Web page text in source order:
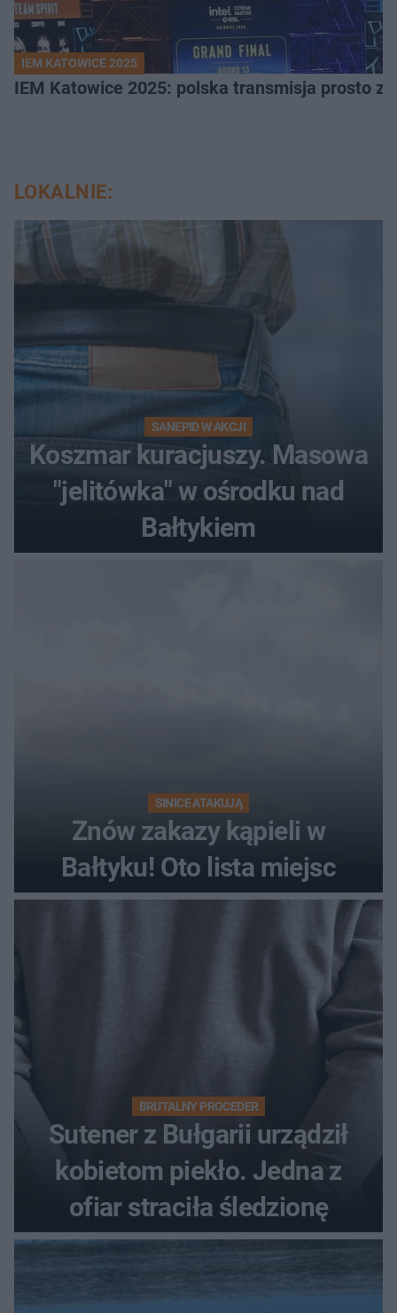
IEM KATOWICE 2025
IEM Katowice 2025: polska transmisja prosto
LOKALNIE:
SANEPID W AKCJI
Koszmar kuracjuszy. Masowa
"jelitówka" w ośrodku nad
Bałtykiem
SINICE ATAKUJĄ
Znów zakazy kąpieli w
Bałtyku! Oto lista miejsc
BRUTALNY PROCEDER
Sutener z Bułgarii urządził
kobietom piekło. Jedna z
ofiar straciła śledzionę